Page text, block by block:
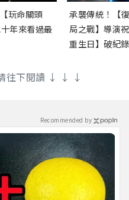
玩命關頭
年來看過最
承襲傳統！【
局之戰】導演
重生日】破紀
往下閱讀 ↓ ↓ ↓
Recommended by